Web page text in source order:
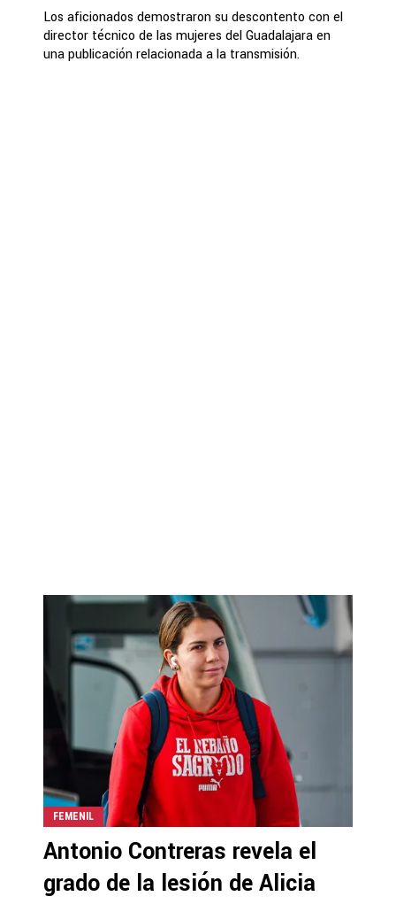
Los aficionados demostraron su descontento con el
director técnico de las mujeres del Guadalajara en
una publicación relacionada a la transmisión.
FEMENIL
Antonio Contreras revela el
grado de la lesión de Alicia